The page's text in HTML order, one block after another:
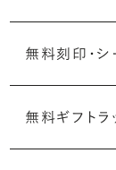
無料刻印・ シ
刻印メッセ
無料ギフトラ